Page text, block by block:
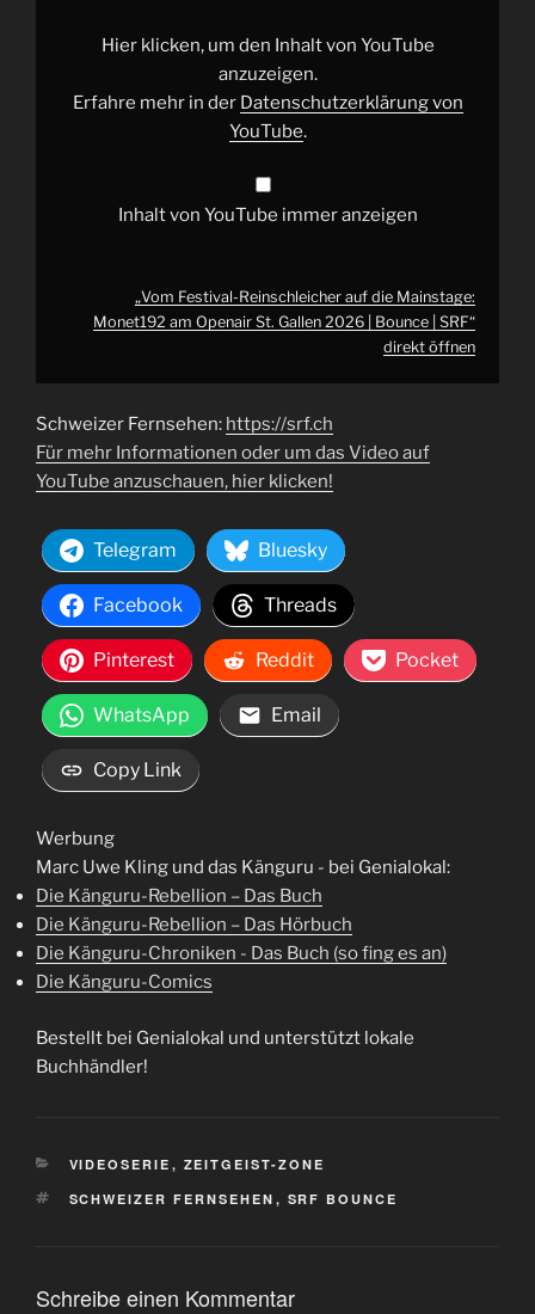
Hier klicken, um den Inhalt von YouTube
anzuzeigen.
Erfahre mehr in der Datenschutzerklärung von
YouTube.
Inhalt von YouTube immer anzeigen
„Vom Festival-Reinschleicher auf die Mainstage:
Monet192 am Openair St. Gallen 2026 | Bounce | SRF“
direkt öffnen
Schweizer Fernsehen: https://srf.ch
Für mehr Informationen oder um das Video auf
YouTube anzuschauen, hier klicken!
Telegram Bluesky
Facebook Threads
Pinterest Reddit Pocket
WhatsApp Email
Copy Link
Werbung
Marc Uwe Kling und das Känguru - bei Genialokal:
Die Känguru-Rebellion – Das Buch
Die Känguru-Rebellion – Das Hörbuch
Die Känguru-Chroniken - Das Buch (so fing es an)
Die Känguru-Comics
Bestellt bei Genialokal und unterstützt lokale
Buchhändler!
KATEGORIEN
VIDEOSERIE , ZEITGEIST-ZONE
SCHLAGWÖRTER
SCHWEIZER FERNSEHEN , SRF BOUNCE
Schreibe einen Kommentar